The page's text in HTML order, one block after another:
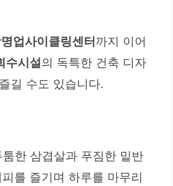
업사이클링센터까지 이어
수시설의 독특한 건축 디자
길 수도 있습니다.
한 삼겹살과 푸짐한 밑반
를 즐기며 하루를 마무리